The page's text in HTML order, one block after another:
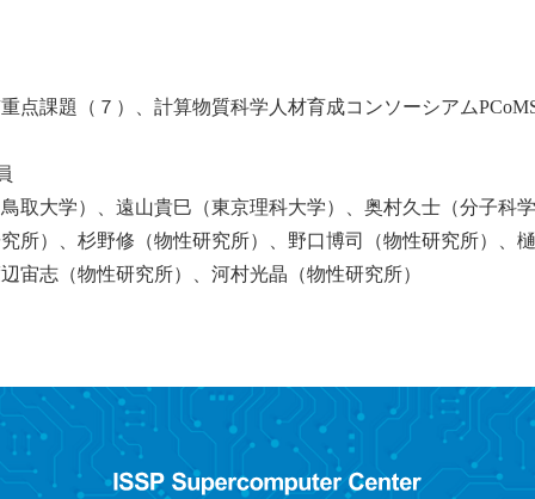
点課題（７）、計算物質科学人材育成コンソーシアム
取大学）、遠山貴巳（東京理科大学）、奥村久士（分子科
所）、杉野修（物性研究所）、野口博司（物性研究所）、
宙志（物性研究所）、河村光晶（物性研究所）